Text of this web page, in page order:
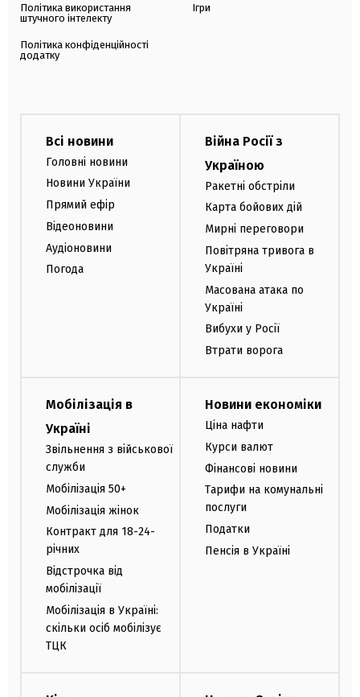
Політика використання
штучного інтелекту
Політика конфіденційності
додатку
Ігри
Всі новини
Головні новини
Новини України
Прямий ефір
Відеоновини
Аудіоновини
Погода
Війна Росії з
Україною
Ракетні обстріли
Карта бойових дій
Мирні переговори
Повітряна тривога в
Україні
Масована атака по
Україні
Вибухи у Росії
Втрати ворога
Мобілізація в
Україні
Звільнення з військової
служби
Мобілізація 50+
Мобілізація жінок
Контракт для 18-24-
річних
Відстрочка від
мобілізації
Мобілізація в Україні:
скільки осіб мобілізує
ТЦК
Новини економіки
Ціна нафти
Курси валют
Фінансові новини
Тарифи на комунальні
послуги
Податки
Пенсія в Україні